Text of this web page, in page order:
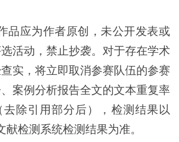
品应为作者原创，未公开发表或
活动，禁止抄袭。对于存在学术
实，将立即取消参赛队伍的参赛
案例分析报告全文的文本重复率
去除引用部分后），检测结果以
检测系统检测结果为准。